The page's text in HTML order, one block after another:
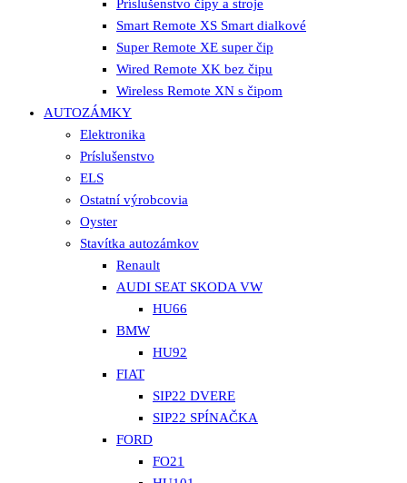
Príslušenstvo čipy a stroje
Smart Remote XS Smart dialkové
Super Remote XE super čip
Wired Remote XK bez čipu
Wireless Remote XN s čipom
AUTOZÁMKY
Elektronika
Príslušenstvo
ELS
Ostatní výrobcovia
Oyster
Stavítka autozámkov
Renault
AUDI SEAT SKODA VW
HU66
BMW
HU92
FIAT
SIP22 DVERE
SIP22 SPÍNAČKA
FORD
FO21